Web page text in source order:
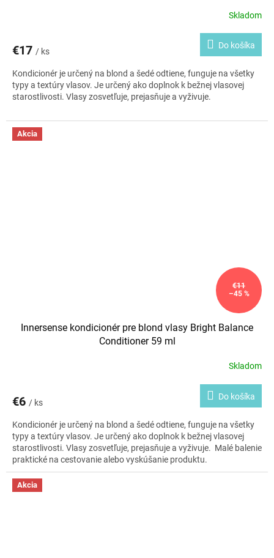
Skladom
€17 / ks
Do košíka
Kondicionér je určený na blond a šedé odtiene, funguje na všetky
typy a textúry vlasov. Je určený ako doplnok k bežnej vlasovej
starostlivosti. Vlasy zosvetľuje, prejasňuje a vyživuje.
Akcia
€11
–45 %
Innersense kondicionér pre blond vlasy Bright Balance
Conditioner 59 ml
Skladom
€6 / ks
Do košíka
Kondicionér je určený na blond a šedé odtiene, funguje na všetky
typy a textúry vlasov. Je určený ako doplnok k bežnej vlasovej
starostlivosti. Vlasy zosvetľuje, prejasňuje a vyživuje. Malé balenie
praktické na cestovanie alebo vyskúšanie produktu.
Akcia